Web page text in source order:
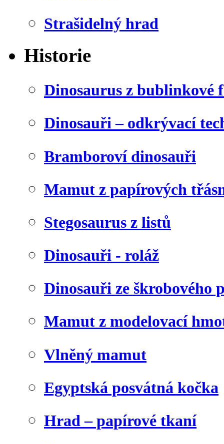
Strašidelný hrad
Historie
Dinosaurus z bublinkové
Dinosauři – odkrývací
Bramboroví dinosauři
Mamut z papírových
Stegosaurus z listů
Dinosauři - roláž
Dinosauři ze škrobového
Mamut z modelovací
Vlněný mamut
Egyptská posvátná kočka
Hrad – papírové tkaní